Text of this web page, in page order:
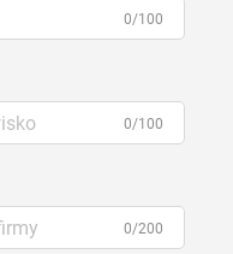
0/100
0/100
0/200